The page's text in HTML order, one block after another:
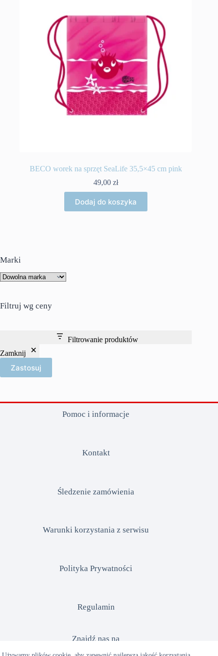
BECO worek na sprzęt SeaLife 35,5×45 cm pink
49,00 zł
Dodaj do koszyka
Marki
Filtruj wg ceny
Filtrowanie produktów
Zamknij
Zastosuj
Pomoc i informacje
Kontakt
Śledzenie zamówienia
Warunki korzystania z serwisu
Polityka Prywatności
Regulamin
Znajdź nas na